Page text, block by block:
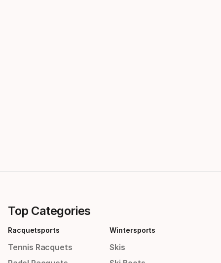
Top Categories
Racquetsports
Tennis Racquets
Wintersports
Skis